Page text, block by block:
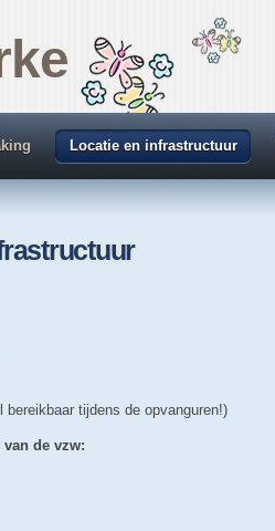
Locatie en infrastructuur
bereikbaar tijdens de opvanguren!)
van de vzw: